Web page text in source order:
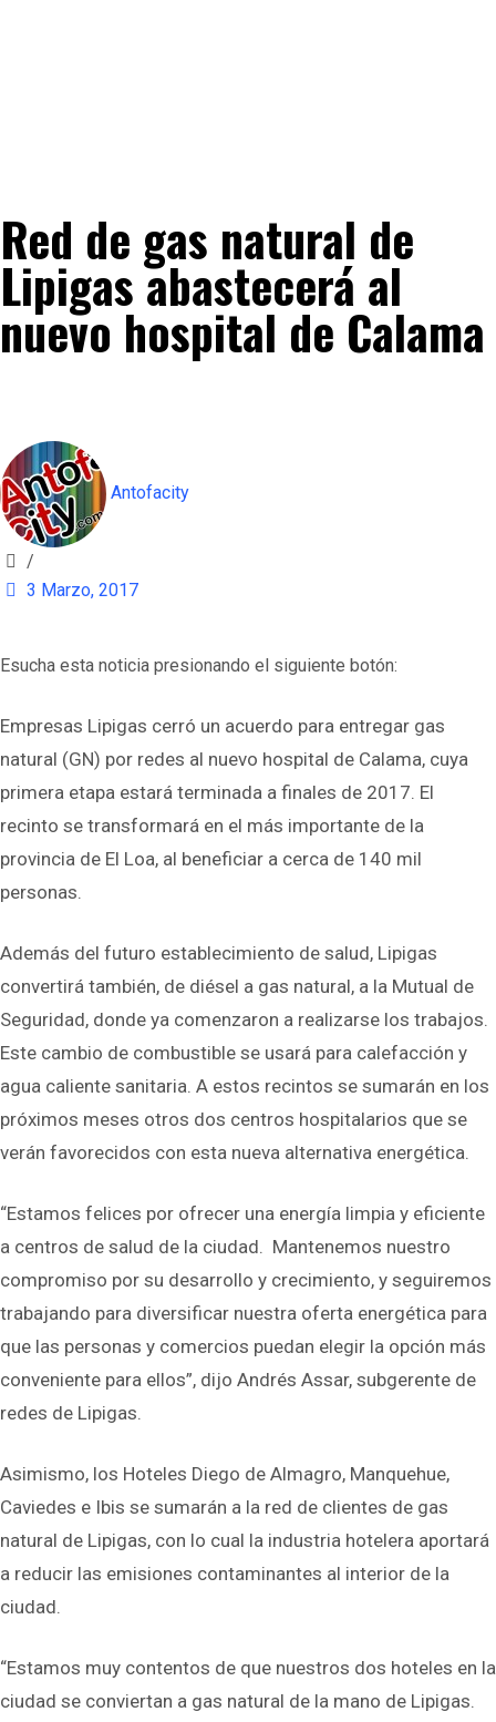
Red de gas natural de
Lipigas abastecerá al
nuevo hospital de Calama
Antofacity
/
3 Marzo, 2017
Esucha esta noticia presionando el siguiente botón:
Empresas Lipigas cerró un acuerdo para entregar gas
natural (GN) por redes al nuevo hospital de Calama, cuya
primera etapa estará terminada a finales de 2017. El
recinto se transformará en el más importante de la
provincia de El Loa, al beneficiar a cerca de 140 mil
personas.
Además del futuro establecimiento de salud, Lipigas
convertirá también, de diésel a gas natural, a la Mutual de
Seguridad, donde ya comenzaron a realizarse los trabajos.
Este cambio de combustible se usará para calefacción y
agua caliente sanitaria. A estos recintos se sumarán en los
próximos meses otros dos centros hospitalarios que se
verán favorecidos con esta nueva alternativa energética.
“Estamos felices por ofrecer una energía limpia y eficiente
a centros de salud de la ciudad. Mantenemos nuestro
compromiso por su desarrollo y crecimiento, y seguiremos
trabajando para diversificar nuestra oferta energética para
que las personas y comercios puedan elegir la opción más
conveniente para ellos”, dijo Andrés Assar, subgerente de
redes de Lipigas.
Asimismo, los Hoteles Diego de Almagro, Manquehue,
Caviedes e Ibis se sumarán a la red de clientes de gas
natural de Lipigas, con lo cual la industria hotelera aportará
a reducir las emisiones contaminantes al interior de la
ciudad.
“Estamos muy contentos de que nuestros dos hoteles en la
ciudad se conviertan a gas natural de la mano de Lipigas.